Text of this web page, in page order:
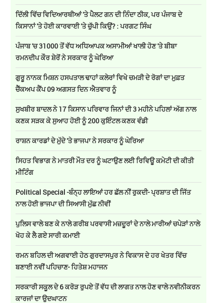
ਦਿੱਲੀ ਵਿੱਚ ਵਿਦਿਆਰਥੀਆਂ 'ਤੇ ਪੈਲਟ ਗਨ ਦੀ ਨਿੰਦਾ ਠੀਕ, ਪਰ ਪੰਜਾਬ ਦੇ
ਕਿਸਾਨਾਂ 'ਤੇ ਹੋਈ ਕਾਰਵਾਈ 'ਤੇ ਚੁੱਪੀ ਕਿਉਂ? : ਪਰਗਟ ਸਿੰਘ
ਪੰਜਾਬ 'ਚ 31000 ਤੋਂ ਵੱਧ ਅਧਿਆਪਕ ਅਸਾਮੀਆਂ ਖਾਲੀ ਹੋਣ 'ਤੇ ਬੀਬਾ
ਰਮਨਦੀਪ ਕੌਰ ਸ਼ੇਰੋਂ ਨੇ ਸਰਕਾਰ ਨੂੰ ਘੇਰਿਆ
ਗੁਰੂ ਨਾਨਕ ਮਿਸ਼ਨ ਹਸਪਤਾਲ ਢਾਹਾਂ ਕਲੇਰਾਂ ਵਿਖੇ ਚਮੜੀ ਦੇ ਰੋਗਾਂ ਦਾ ਮੁਫ਼ਤ
ਚੈੱਕਅਪ ਕੈਂਪ 09 ਅਗਸਤ ਦਿਨ ਐਤਵਾਰ ਨੂੰ
ਸੁਖਬੀਰ ਬਾਦਲ ਨੇ 17 ਕਿਸਾਨ ਪਰਿਵਾਰ ਜਿਨਾਂ ਦੀ 3 ਮਹੀਨੇ ਪਹਿਲਾਂ ਅੱਗ ਨਾਲ
ਕਣਕ ਸੜਕ ਕੇ ਸੁਆਹ ਹੋਈ ਨੂੰ 200 ਕੁਇੰਟਲ ਕਣਕ ਵੰਡੀ
ਰਾਸ਼ਨ ਕਾਰਡਾਂ ਦੇ ਮੁੱਦੇ 'ਤੇ ਭਾਜਪਾ ਨੇ ਸਰਕਾਰ ਨੂੰ ਘੇਰਿਆ
ਸਿਹਤ ਵਿਭਾਗ ਨੇ ਮਾਤਰੀ ਮੌਤ ਦਰ ਨੂੰ ਘਟਾਉਣ ਲਈ ਰਿਵਿਊ ਕਮੇਟੀ ਦੀ ਕੀਤੀ
ਮੀਟਿੰਗ
Political Special -ਬੰਨ੍ਹ ਲਾਇਆਂ ਹਰ ਛੱਲ ਨੀਂ ਰੁਕਦੀ- ਪ੍ਰਸ਼ਾਤ ਦੀ ਜਿੱਤ
ਨਾਲ ਹੋਈ ਭਾਜਪਾ ਦੀ ਸਿਆਸੀ ਮੁੱਛ ਨੀਵੀਂ
ਪੁਲਿਸ ਵਾਲੇ ਬਣ ਕੇ ਨਾਲੇ ਗਰੀਬ ਪਰਵਾਸੀ ਮਜ਼ਦੂਰਾਂ ਦੇ ਨਾਲੇ ਮਾਰੀਆਂ ਚਪੇੜਾਂ ਨਾਲੇ
ਖੋਹ ਕੇ ਲੈ ਗਏ ਸਾਰੀ ਕਮਾਈ
ਰਮਨ ਬਹਿਲ ਦੀ ਅਗਵਾਈ ਹੇਠ ਗੁਰਦਾਸਪੁਰ ਨੇ ਵਿਕਾਸ ਦੇ ਹਰ ਖੇਤਰ ਵਿੱਚ
ਬਣਾਈ ਨਵੀਂ ਪਹਿਚਾਣ- ਹਿਤੇਸ਼ ਮਹਾਜਨ
ਸਰਕਾਰੀ ਸਕੂਲ ਦੇ 6 ਕਰੋੜ ਰੁਪਏ ਤੋਂ ਵੱਧ ਦੀ ਲਾਗਤ ਨਾਲ ਹੋਣ ਵਾਲੇ ਨਵੀਨੀਕਰਨ
ਕਾਰਜਾਂ ਦਾ ਉਦਘਾਟਨ